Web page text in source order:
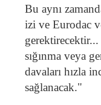
Bu aynı
izi ve Eurodac
gerektirecektir...
sığınma veya
davaları hızla
sağlanacak."